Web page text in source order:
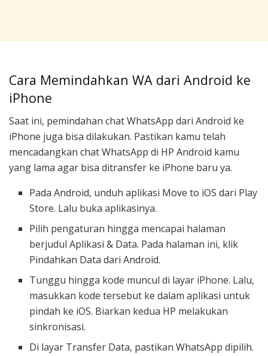
Cara Memindahkan WA dari Android ke
iPhone
Saat ini, pemindahan chat WhatsApp dari Android ke
iPhone juga bisa dilakukan. Pastikan kamu telah
mencadangkan chat WhatsApp di HP Android kamu
yang lama agar bisa ditransfer ke iPhone baru ya.
Pada Android, unduh aplikasi Move to iOS dari Play
Store. Lalu buka aplikasinya.
Pilih pengaturan hingga mencapai halaman
berjudul Aplikasi & Data. Pada halaman ini, klik
Pindahkan Data dari Android.
Tunggu hingga kode muncul di layar iPhone. Lalu,
masukkan kode tersebut ke dalam aplikasi untuk
pindah ke iOS. Biarkan kedua HP melakukan
sinkronisasi.
Di layar Transfer Data, pastikan WhatsApp dipilih.